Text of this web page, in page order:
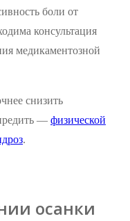
боли от
консультация
медикаментозной
снизить
— физической
.
осанки